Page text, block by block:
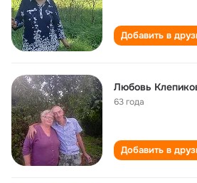
Добавить в
Любовь
63 года
Добавить в